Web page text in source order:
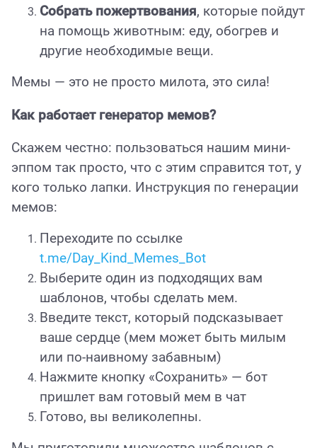
Собрать пожертвования, которые пойдут
на помощь животным: еду, обогрев и
другие необходимые вещи.
Мемы — это не просто милота, это сила!
Как работает генератор мемов?
Скажем честно: пользоваться нашим мини-
эппом так просто, что с этим справится тот, у
кого только лапки. Инструкция по генерации
мемов:
Переходите по ссылке
t.me/Day_Kind_Memes_Bot
Выберите один из подходящих вам
шаблонов, чтобы сделать мем.
Введите текст, который подсказывает
ваше сердце (мем может быть милым
или по-наивному забавным)
Нажмите кнопку «Сохранить» — бот
пришлет вам готовый мем в чат
Готово, вы великолепны.